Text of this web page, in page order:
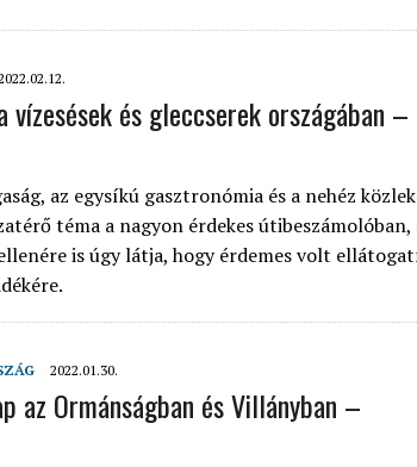
vízesések és gleccserek országában
az egysíkú gasztronómia és a nehéz
téma a nagyon érdekes útibeszámolóban,
is úgy látja, hogy érdemes volt
2022.01.30.
az Ormánságban és Villányban –